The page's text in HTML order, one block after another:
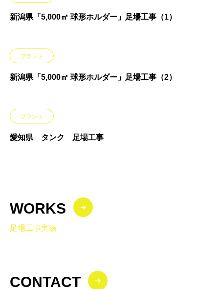
新潟県「5,000㎡ 球形ホルダー」足場工事（1）
プラント
新潟県「5,000㎡ 球形ホルダー」足場工事（2）
プラント
愛知県 タンク 足場工事
WORKS
足場工事実績
CONTACT